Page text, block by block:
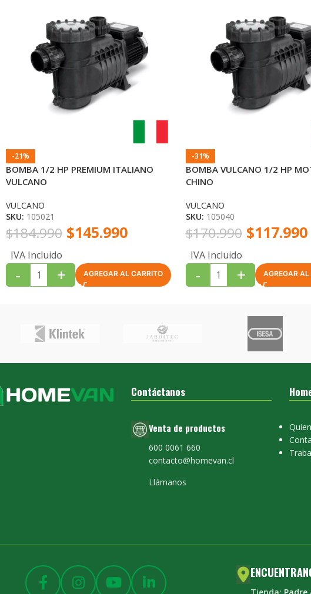
-21%
BOMBA 1/2 HP PREMIUM ITALIANO
VULCANO
VULCANO
SKU: 105021
$184.990 $145.990
IVA Incluido
- + AGREGAR AL CARRITO
-31%
BOMBA VULCANO 1/2 HP
CHINO
VULCANO
SKU: 105040
$170.990 $117.990
IVA Incluido
- + AGREGAR AL
Contáctanos
Venta de productos
600 0061 660
contacto@homevan.cl
Llámanos